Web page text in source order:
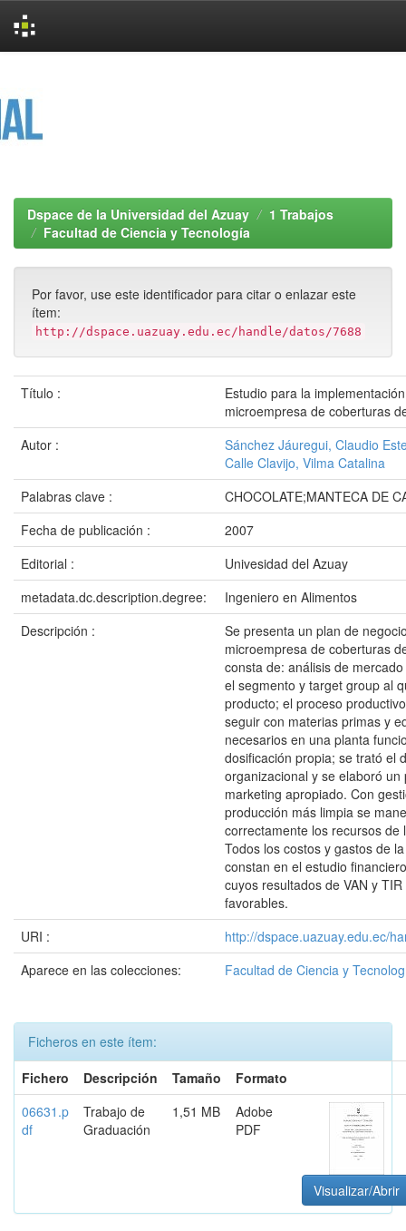
Dspace de la Universidad del Azuay
1 Trabajos
Facultad de Ciencia y Tecnología
Por favor, use este identificador para citar o enlazar este
ítem:
http://dspace.uazuay.edu.ec/handle/datos/7688
Título :
Estudio para la
microempresa de coberturas
Autor :
Sánchez Jáuregui, Claudio
Calle Clavijo, Vilma Catalina
Palabras clave :
CHOCOLATE;MANTECA DE
Fecha de publicación :
2007
Editorial :
Univesidad del Azuay
metadata.dc.description.degree:
Ingeniero en Alimentos
Descripción :
Se presenta un plan de
microempresa de coberturas
consta de: análisis de
el segmento y target group al
producto; el proceso
seguir con materias primas y
necesarios en una planta
dosificación propia; se trató el
organizacional y se elaboró un
marketing apropiado. Con
producción más limpia se
correctamente los recursos de
Todos los costos y gastos de
constan en el estudio
cuyos resultados de VAN y
favorables.
URI :
http://dspace.uazuay.edu.ec/
Aparece en las colecciones:
Facultad de Ciencia y
Ficheros en este ítem:
Fichero
Descripción Tamaño
Formato
06631.p
df
Trabajo de
Graduación
1,51 MB
Adobe
PDF
Visualizar/Abrir